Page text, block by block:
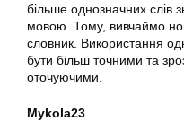
більше однозначних слів
мовою. Тому, вивчаймо
словник. Використання
бути більш точними та
оточуючими.
Mykola23